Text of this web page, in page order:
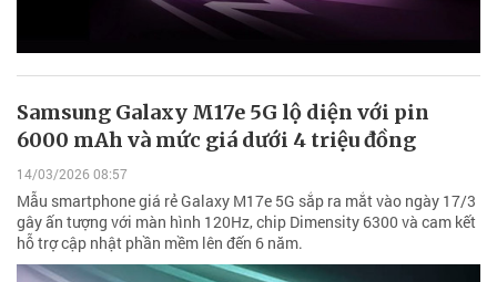
Samsung Galaxy M17e 5G lộ diện với pin
6000 mAh và mức giá dưới 4 triệu đồng
14/03/2026 08:57
Mẫu smartphone giá rẻ Galaxy M17e 5G sắp ra mắt vào ngày 17/3
gây ấn tượng với màn hình 120Hz, chip Dimensity 6300 và cam kết
hỗ trợ cập nhật phần mềm lên đến 6 năm.